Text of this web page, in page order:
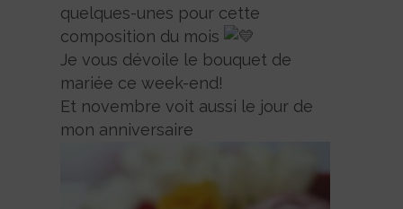
quelques-unes pour cette
composition du mois
Je vous dévoile le bouquet de
mariée ce week-end!
Et novembre voit aussi le jour de
mon anniversaire